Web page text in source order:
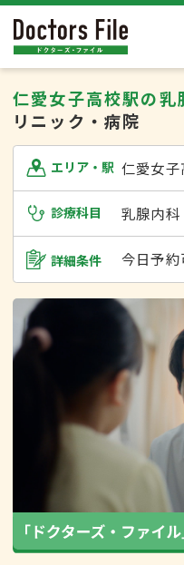
仁愛女子高校駅の
リニック・病院
エリア・駅 仁愛女子
診療科目 乳腺内科
詳細条件 今日予約